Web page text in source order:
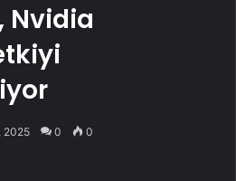
Nvidia
2025 0 0